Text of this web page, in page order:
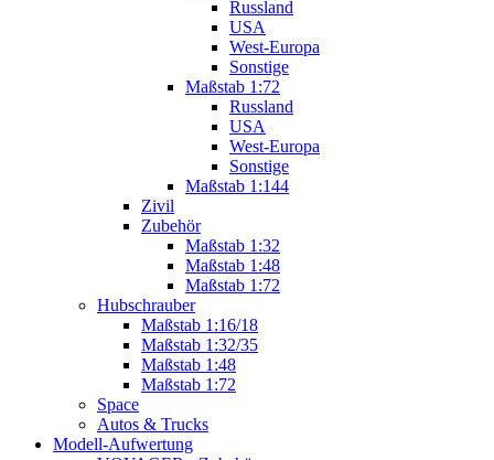
Russland
USA
West-Europa
Sonstige
Maßstab 1:72
Russland
USA
West-Europa
Sonstige
Maßstab 1:144
Zivil
Zubehör
Maßstab 1:32
Maßstab 1:48
Maßstab 1:72
Hubschrauber
Maßstab 1:16/18
Maßstab 1:32/35
Maßstab 1:48
Maßstab 1:72
Space
Autos & Trucks
Modell-Aufwertung